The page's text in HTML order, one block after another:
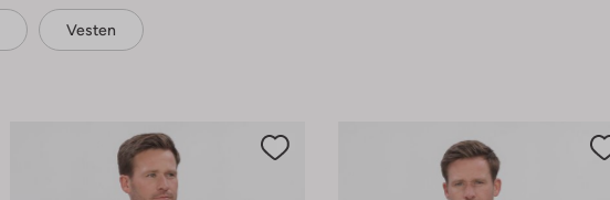
Vesten